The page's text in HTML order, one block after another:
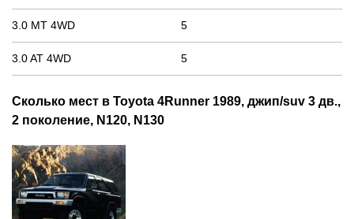
3.0 MT 4WD 5
3.0 AT 4WD 5
Сколько мест в Toyota 4Runner 1989, джип/suv 3 дв.,
2 поколение, N120, N130